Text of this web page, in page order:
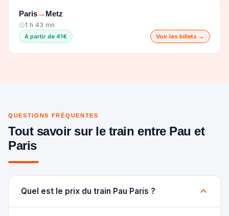
Paris→ Metz
1 h 43 mn
À partir de 41€ Voir les billets →
QUESTIONS FRÉQUENTES
Tout savoir sur le train entre Pau et
Paris
Quel est le prix du train Pau Paris ?